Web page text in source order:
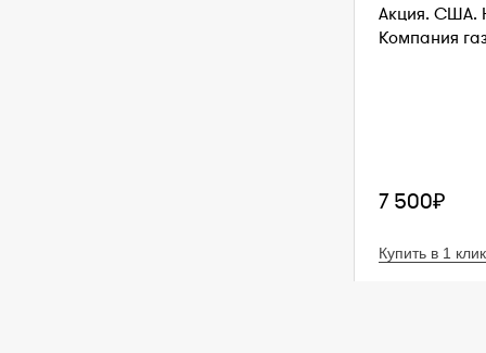
Акция. США.
Компания
7 500₽
Купить в 1 клик